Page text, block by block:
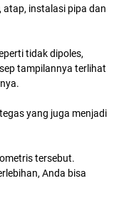
atap, instalasi pipa dan
tidak dipoles,
tampilannya terlihat
yang juga menjadi
tersebut.
Anda bisa